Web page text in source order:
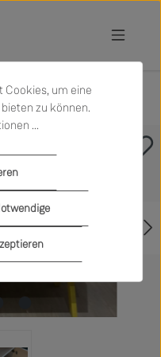
und Kommoden
Cookies, um eine
zu können.
...